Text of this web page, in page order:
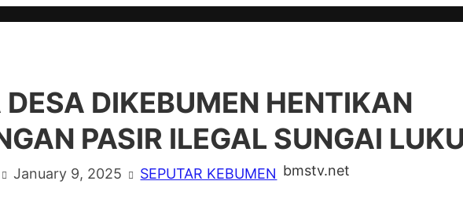
DESA DIKEBUMEN HENTIKAN
PASIR ILEGAL SUNGAI
January 9, 2025 SEPUTAR KEBUMEN bmstv.net